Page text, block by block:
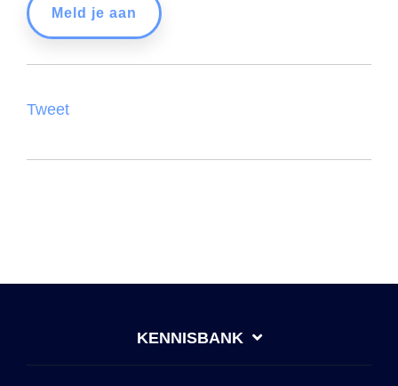
Meld je aan
Tweet
KENNISBANK